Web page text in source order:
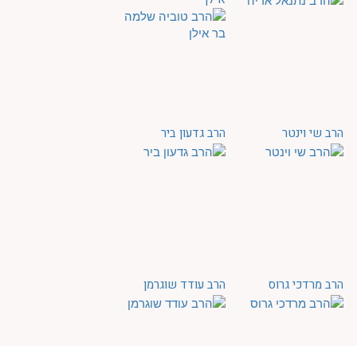
הרב שי וינטר הרב גדעון ביר
הרב מרדכי גרוס הרב עודד שוגרמן